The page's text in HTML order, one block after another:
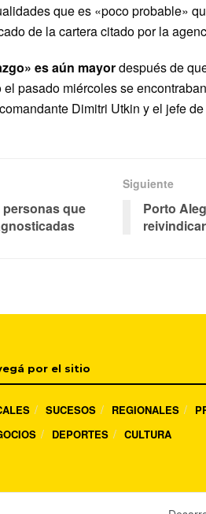
que es «poco probable»
de la cartera citado por la
es aún mayordespués de
pasado miércoles se
Dimitri Utkin y el jefe
que
Siguiente
Porto
por el sitio
SUCESOS REGIONALES
DEPORTES CULTURA